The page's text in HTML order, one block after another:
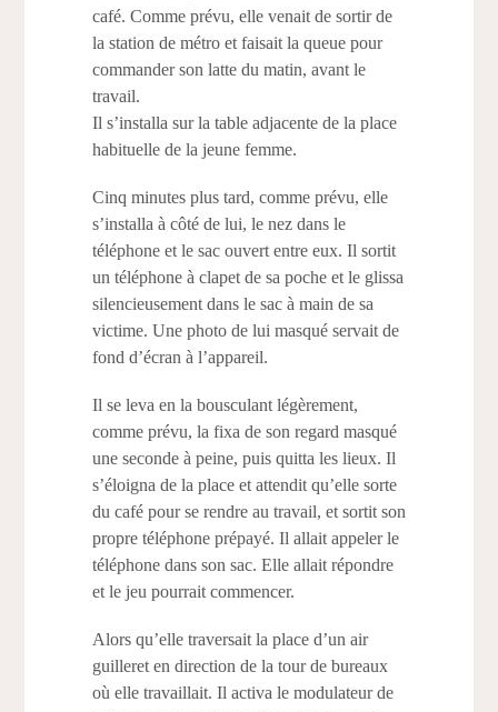
café. Comme prévu, elle venait de sortir de
la station de métro et faisait la queue pour
commander son latte du matin, avant le
travail.
Il s’installa sur la table adjacente de la place
habituelle de la jeune femme.
Cinq minutes plus tard, comme prévu, elle
s’installa à côté de lui, le nez dans le
téléphone et le sac ouvert entre eux. Il sortit
un téléphone à clapet de sa poche et le glissa
silencieusement dans le sac à main de sa
victime. Une photo de lui masqué servait de
fond d’écran à l’appareil.
Il se leva en la bousculant légèrement,
comme prévu, la fixa de son regard masqué
une seconde à peine, puis quitta les lieux. Il
s’éloigna de la place et attendit qu’elle sorte
du café pour se rendre au travail, et sortit son
propre téléphone prépayé. Il allait appeler le
téléphone dans son sac. Elle allait répondre
et le jeu pourrait commencer.
Alors qu’elle traversait la place d’un air
guilleret en direction de la tour de bureaux
où elle travaillait. Il activa le modulateur de